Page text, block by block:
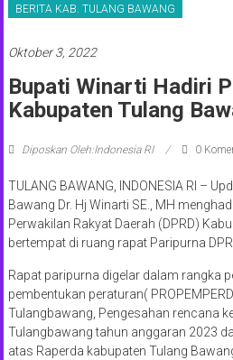
BERITA KAB. TULANG BAWANG
Oktober 3, 2022
Bupati Winarti Hadiri
Kabupaten Tulang
Diposkan Oleh:Indonesia RI 0
TULANG BAWANG, INDONESIA RI –
Bawang Dr. Hj Winarti SE., MH
Perwakilan Rakyat Daerah (DPRD)
bertempat di ruang rapat Paripurna
Rapat paripurna digelar dalam rangka
pembentukan peraturan(
Tulangbawang, Pengesahan rencana
Tulangbawang tahun anggaran 2023
atas Raperda kabupaten Tulang